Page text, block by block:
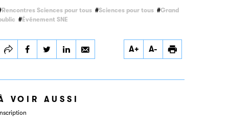
Rencontres Sciences pour tous
Sciences pour tous
Grand
Événement SNE
Partager
Rencontre Sciences
Tout comprendre
Partager
Rencontre Sciences
Tout comprendre
Partager
Rencontre Sciences
Tout comprendre
A+ A-
VOIR AUSSI
Inscription